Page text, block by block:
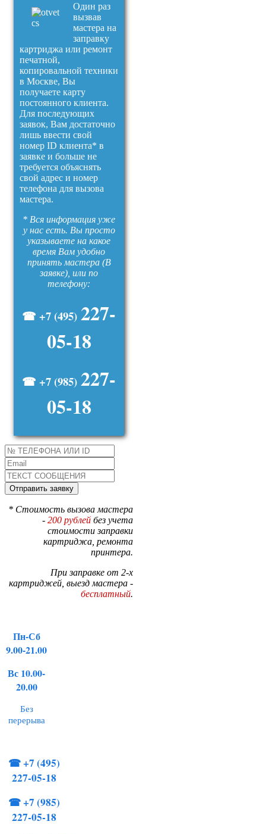
Один раз
вызвав
мастера на
заправку
картриджа или ремонт
печатной,
копировальной техники
в Москве, Вы
получаете карту
постоянного клиента.
Для последующих
заявок, Вам достаточно
лишь ввести свой
номер ID клиента* в
заявке и больше не
требуется объяснять
свой адрес и номер
телефона для вызова
мастера.
* Вся информация уже
у нас есть. Вы просто
указываете на какое
время Вам удобно
принять мастера (В
заявке), или по
телефону:
☎ +7 (495) 227-
05-18
☎ +7 (985) 227-
05-18
* Стоимость вызова мастера
- 200 рублей без учета
стоимости заправки
картриджа, ремонта
принтера.
При заправке от 2-х
картриджей, выезд мастера -
бесплатный.
Пн-Сб
9.00-21.00
Вс 10.00-
20.00
Без
перерыва
☎+7 (495)
227-05-18
☎+7 (985)
227-05-18